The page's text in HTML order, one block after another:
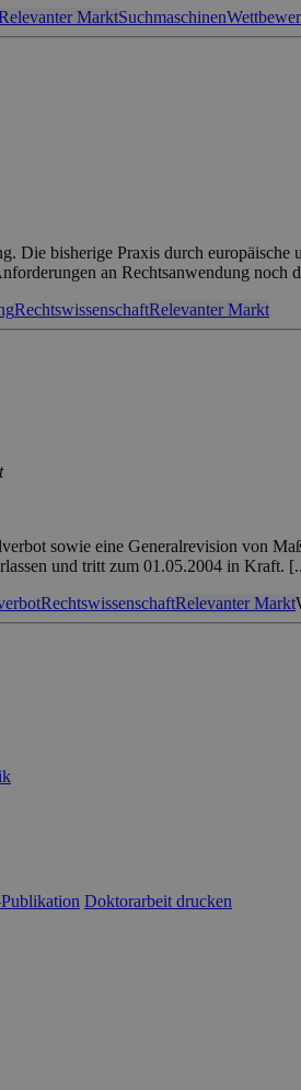
MarktSuchmaschinen
bisherige Praxis durch europäische
an Rechtsanwendung
RechtswissenschaftRelevanter Markt
sowie eine Generalrevision von
und tritt zum 01.05.2004 in Kraft.
RechtswissenschaftRelevanter Markt
Doktorarbeit drucken